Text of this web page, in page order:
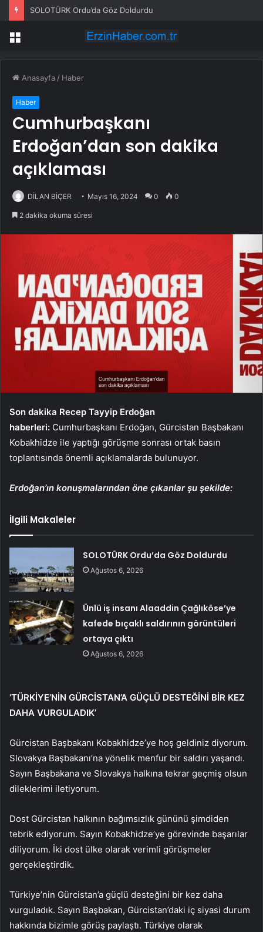
SOLOTÜRK Ordu’da Göz Doldurdu
Menü
Anasayfa / Haber
Haber
Cumhurbaşkanı
Erdoğan’dan son dakika
açıklaması
DİLAN BİÇER Mayıs 16, 2024 0 0
2 dakika okuma süresi
Son dakika Recep Tayyip Erdoğan
haberleri: Cumhurbaşkanı Erdoğan, Gürcistan Başbakanı
Kobakhidze ile yaptığı görüşme sonrası ortak basın
toplantısında önemli açıklamalarda bulunuyor.
Erdoğan’ın konuşmalarından öne çıkanlar şu şekilde:
İlgili Makaleler
SOLOTÜRK Ordu’da Göz Doldurdu
Ağustos 6, 2026
Ünlü iş insanı Alaaddin Çağlıköse’ye
kafede bıçaklı saldırının görüntüleri
ortaya çıktı
Ağustos 6, 2026
‘TÜRKİYE’NİN GÜRCİSTAN’A GÜÇLÜ DESTEĞİNİ BİR KEZ
DAHA VURGULADIK’
Gürcistan Başbakanı Kobakhidze’ye hoş geldiniz diyorum.
Slovakya Başbakanı’na yönelik menfur bir saldırı yaşandı.
Sayın Başbakana ve Slovakya halkına tekrar geçmiş olsun
dileklerimi iletiyorum.
Dost Gürcistan halkının bağımsızlık gününü şimdiden
tebrik ediyorum. Sayın Kobakhidze’ye görevinde başarılar
diliyorum. İki dost ülke olarak verimli görüşmeler
gerçekleştirdik.
Türkiye’nin Gürcistan’a güçlü desteğini bir kez daha
vurguladık. Sayın Başbakan, Gürcistan’daki iç siyasi durum
hakkında bizimle görüş paylaştı. Türkiye olarak